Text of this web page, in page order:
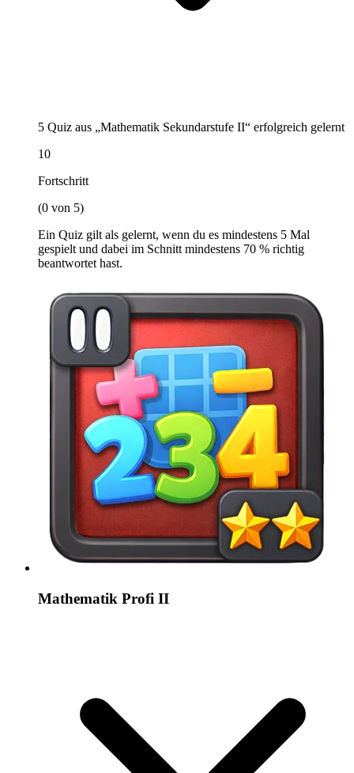
5 Quiz aus „Mathematik Sekundarstufe II“ erfolgreich gelernt
10
Fortschritt
(0 von 5)
Ein Quiz gilt als gelernt, wenn du es mindestens 5 Mal
gespielt und dabei im Schnitt mindestens 70 % richtig
beantwortet hast.
Mathematik Profi II